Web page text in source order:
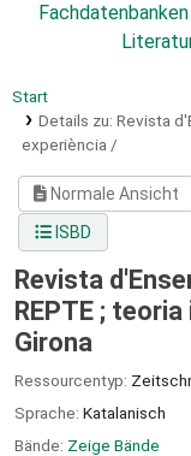
Fachdatenbanken
Start
Details zu: Revista
experiència /
Normale Ansicht
ISBD
Revista
REPTE ;
Girona
Ressourcentyp:
Sprache: Katalanisch
Bände: Zeige Bände